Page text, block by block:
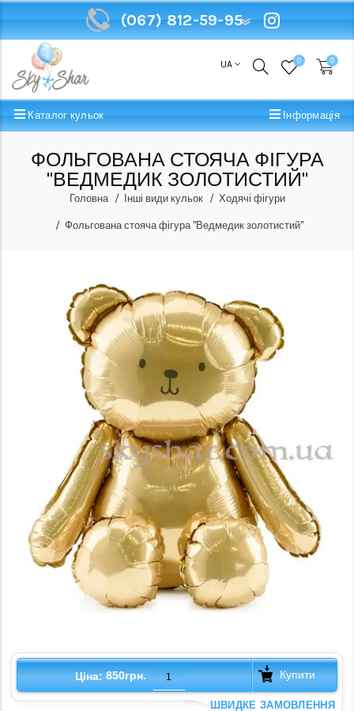
(067) 812-59-95
UA 0 0
Каталог кульок Інформація
ФОЛЬГОВАНА СТОЯЧА ФІГУРА
"ВЕДМЕДИК ЗОЛОТИСТИЙ"
Головна Інші види кульок Ходячі фігури
Фольгована стояча фігура "Ведмедик золотистий"
Ціна: 850грн. Купити
ШВИДКЕ ЗАМОВЛЕННЯ